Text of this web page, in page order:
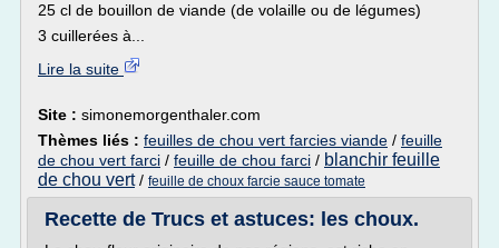
25 cl de bouillon de viande (de volaille ou de légumes)
3 cuillerées à...
Lire la suite
Site : simonemorgenthaler.com
Thèmes liés : feuilles de chou vert farcies viande / feuille
de chou vert farci / feuille de chou farci / blanchir feuille
de chou vert/ feuille de choux farcie sauce tomate
Recette de Trucs et astuces: les choux.